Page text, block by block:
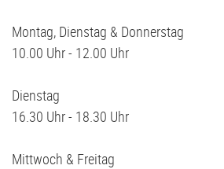
Montag, Dienstag & Donnerstag
10.00 Uhr - 12.00 Uhr
Dienstag
16.30 Uhr - 18.30 Uhr
Mittwoch & Freitag